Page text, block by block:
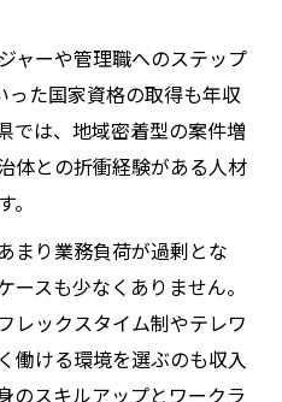
ャーや管理職へのステップ
った国家資格の取得も年収
では、地域密着型の案件増
体との折衝経験がある人材
まり業務負荷が過剰とな
ースも少なくありません。
レックスタイム制やテレワ
働ける環境を選ぶのも収入
のスキルアップとワークラ